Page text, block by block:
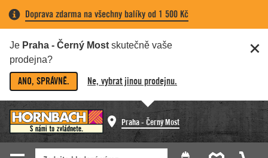
Doprava zdarma na všechny balíky od 1 500 Kč
Je Praha - Černý Most skutečně vaše
prodejna?
ANO, SPRÁVNĚ. Ne, vybrat jinou prodejnu.
Praha - Černý Most